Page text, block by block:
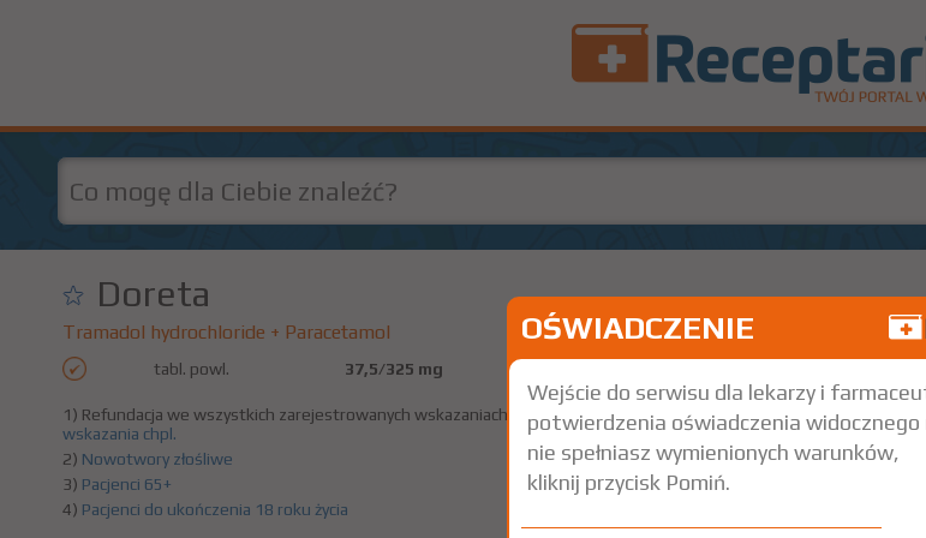
Doreta
Tramadol hydrochloride + Paracetamol
tabl. powl. 37,5/325 mg
1) Refundacja we wszystkich zarejestrowanych wskazaniach. (Patrz wskazania przy opisie leku) Refundacja we
wskazania chpl.
2) Nowotwory złośliwe
3) Pacjenci 65+
4) Pacjenci do ukończenia 18 roku życia
OŚWIADCZENIE
Wejście do serwisu dla lekarzy i
potwierdzenia oświadczenia widocznego
nie spełniasz wymienionych warunków,
kliknij przycisk Pomiń.